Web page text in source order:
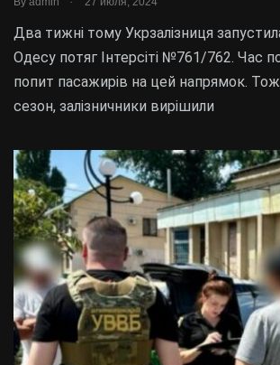
Два тижні тому Укрзалізниця
Одесу потяг Інтерсіті №761/762. Час
попит пасажирів на цей напрямок.
сезон, залізничники вирішили